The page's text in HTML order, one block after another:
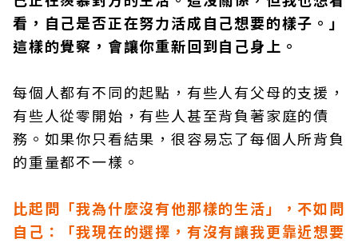
看，自己是否正在努力活成自己想要的樣子。」
這樣的覺察，會讓你重新回到自己身上。
每個人都有不同的起點，有些人有父母的支援，
有些人從零開始，有些人甚至背負著家庭的債
務。如果你只看結果，很容易忘了每個人所背負
的重量都不一樣。
比起問「我為什麼沒有他那樣的生活」，不如問
自己：「我現在的選擇，有沒有讓我更靠近想要